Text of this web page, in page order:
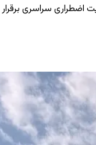
اضطراری سراسری